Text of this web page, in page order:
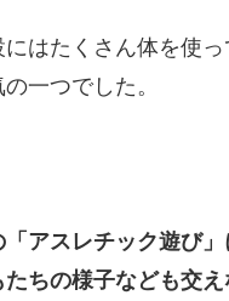
はたくさん体を使
一つでした。
アスレチック遊び
ちの様子なども交